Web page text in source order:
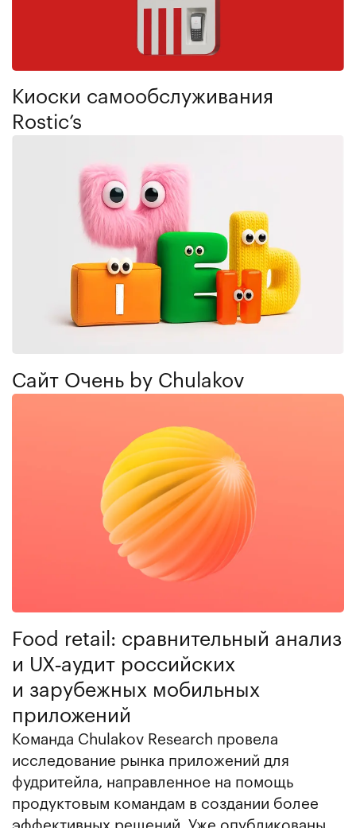
Киоски самообслуживания
Rostic’s
Cайт Очень by Chulakov
Food retail: сравнительный анализ
и UX‑аудит российских
и зарубежных мобильных
приложений
Команда Chulakov Research провела
исследование рынка приложений для
фудритейла, направленное на помощь
продуктовым командам в создании более